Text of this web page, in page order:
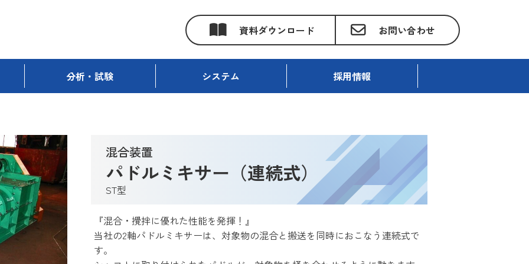
分析・試験 システム 採用情報
資料ダウンロード お問い合わせ
混合装置
パドルミキサー（連続式）
ST型
『混合・攪拌に優れた性能を発揮！』
当社の2軸パドルミキサーは、対象物の混合と搬送を同時におこなう連続式で
す。